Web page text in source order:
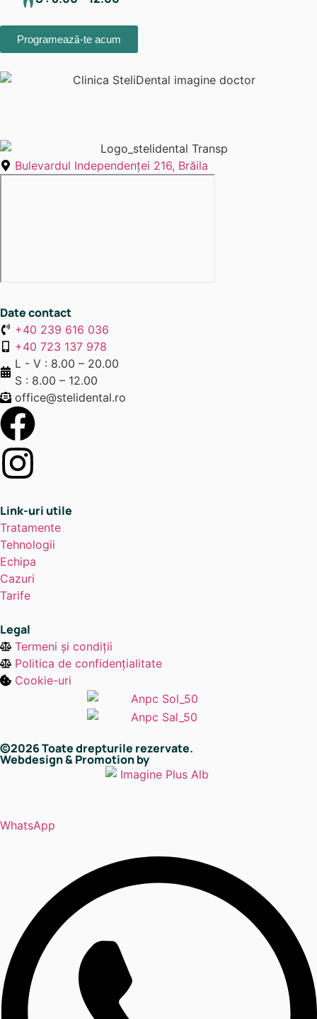
Programează-te acum
Bulevardul Independenţei 216, Brăila
Date contact
+40 239 616 036
+40 723 137 978
L - V : 8.00 – 20.00
S : 8.00 – 12.00
office@stelidental.ro
Link-uri utile
Tratamente
Tehnologii
Echipa
Cazuri
Tarife
Legal
Termeni și condiții
Politica de confidențialitate
Cookie-uri
©2026 Toate drepturile rezervate.
Webdesign & Promotion by
WhatsApp